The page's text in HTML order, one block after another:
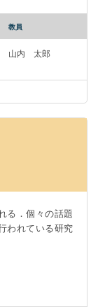
教員
山内 太郎
る．個々の話題
われている研究